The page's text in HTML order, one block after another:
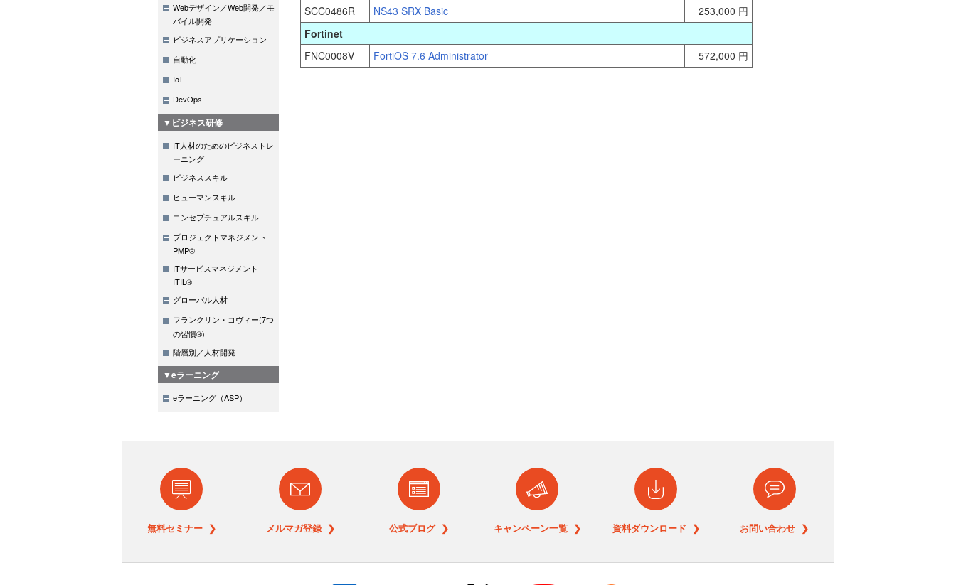
Webデザイン／Web開発／モ
バイル開発
ビジネスアプリケーション
自動化
IoT
DevOps
▼ビジネス研修
IT人材のためのビジネストレ
ーニング
ビジネススキル
ヒューマンスキル
コンセプチュアルスキル
プロジェクトマネジメント
PMP®
ITサービスマネジメント
ITIL®
グローバル人材
フランクリン・コヴィー(7つ
の習慣®)
階層別／人材開発
▼eラーニング
eラーニング（ASP）
SCC0486R
NS43 SRX Basic
253,000 円
Fortinet
FNC0008V
FortiOS 7.6 Administrator 572,000 円
無料セミナー ❯ メルマガ登録 ❯ 公式ブログ ❯ キャンペーン一覧 ❯ 資料ダウンロード ❯ お問い合わせ ❯